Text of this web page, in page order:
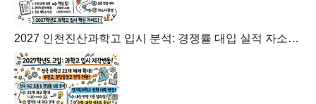
2027 인천진산과학고 입시 분석: 경쟁률 대입 실적 자소서 가이드